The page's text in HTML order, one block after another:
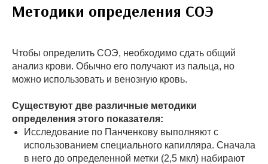
Методики определения СОЭ
Чтобы определить СОЭ, необходимо сдать общий
анализ крови. Обычно его получают из пальца, но
можно использовать и венозную кровь.
Существуют две различные методики
определения этого показателя:
Исследование по Панченкову выполняют с
использованием специального капилляра. Сначала
в него до определенной метки (2,5 мкл) набирают